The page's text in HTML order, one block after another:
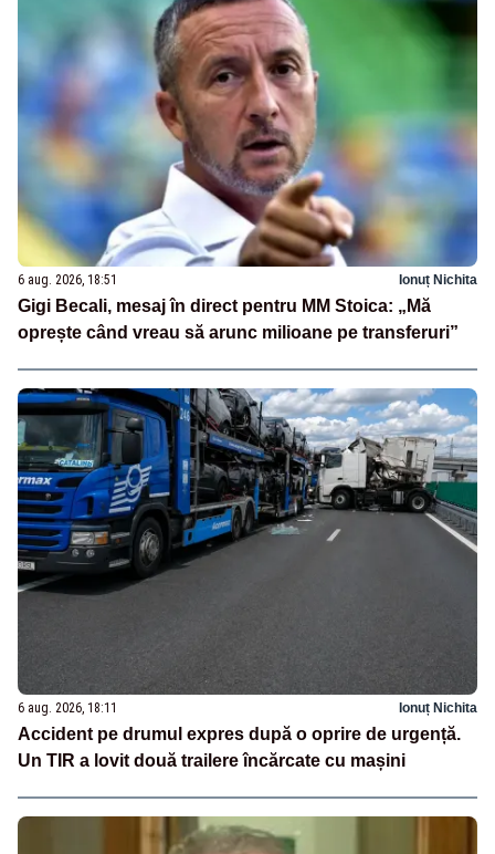
6 aug. 2026, 18:51 Ionuț Nichita
Gigi Becali, mesaj în direct pentru MM Stoica: „Mă
oprește când vreau să arunc milioane pe transferuri”
6 aug. 2026, 18:11 Ionuț Nichita
Accident pe drumul expres după o oprire de urgență.
Un TIR a lovit două trailere încărcate cu mașini